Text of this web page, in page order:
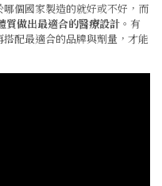
個國家製造的就好或不好，而
質做出最適合的醫療設計 。有
配最適合的品牌與劑量，才能